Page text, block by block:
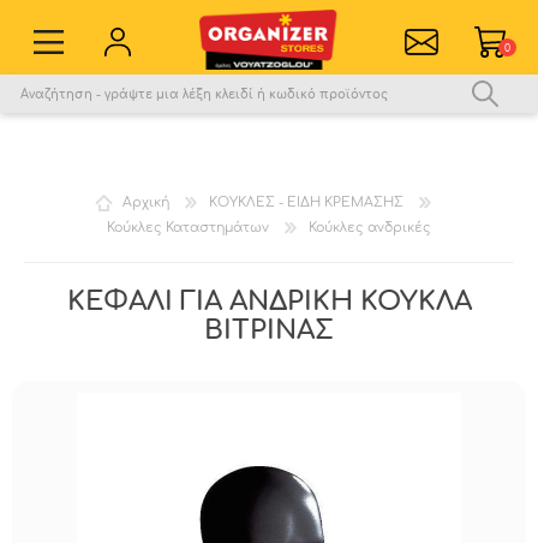
0
Αγαπημένα
Σύγκριση
Αρχική
ΚΟΥΚΛΕΣ - ΕΙΔΗ ΚΡΕΜΑΣΗΣ
Κούκλες Καταστημάτων
Κούκλες ανδρικές
ΚΕΦΑΛΙ ΓΙΑ ΑΝΔΡΙΚΗ ΚΟΥΚΛΑ
ΒΙΤΡΙΝΑΣ